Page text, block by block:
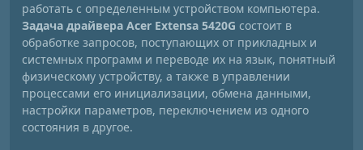
работать с определенным устройством компьютера.
Задача драйвера Acer Extensa 5420G состоит в
обработке запросов, поступающих от прикладных и
системных программ и переводе их на язык, понятный
физическому устройству, а также в управлении
процессами его инициализации, обмена данными,
настройки параметров, переключением из одного
состояния в другое.